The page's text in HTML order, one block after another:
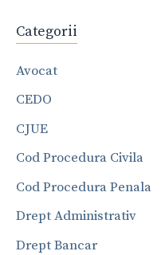
Categorii
Avocat
CEDO
CJUE
Cod Procedura Civila
Cod Procedura Penala
Drept Administrativ
Drept Bancar